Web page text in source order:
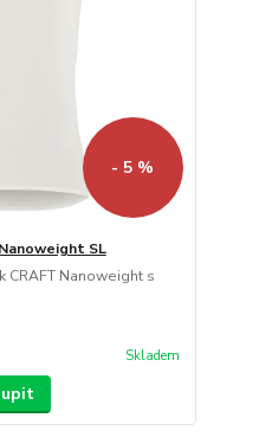
- 5 %
SL
CRAFT Nanoweight s
Skladem